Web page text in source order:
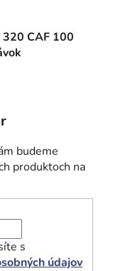
CAF 100
budeme
produktoch na
s
údajov